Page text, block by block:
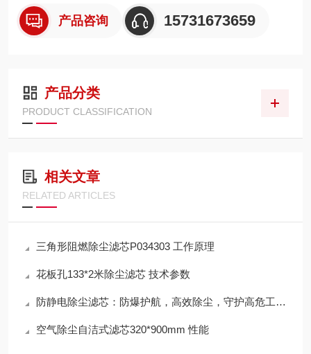
产品咨询 15731673659
产品分类
PRODUCT CLASSIFICATION
相关文章
RELATED ARTICLES
三角形阻燃除尘滤芯P034303 工作原理
花板孔133*2米除尘滤芯 技术参数
防静电除尘滤芯：防爆护航，高效除尘，守护高危工况安全
空气除尘自洁式滤芯320*900mm 性能